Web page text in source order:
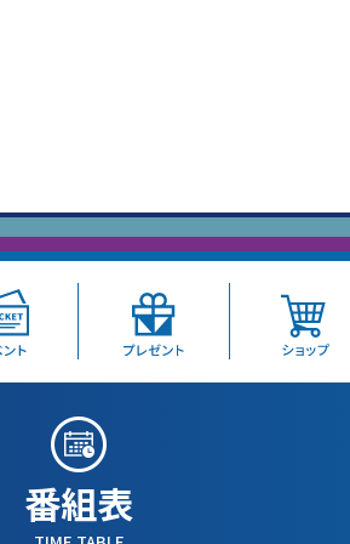
番組表